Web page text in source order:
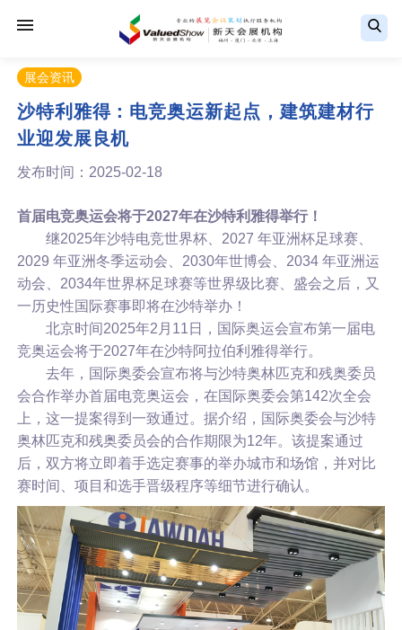
展会资讯
沙特利雅得：电竞奥运新起点，建筑建材行
业迎发展良机
发布时间：2025-02-18
首届电竞奥运会将于2027年在沙特利雅得举行！
继2025年沙特电竞世界杯、2027 年亚洲杯足球赛、
2029 年亚洲冬季运动会、2030年世博会、2034 年亚洲运
动会、2034年世界杯足球赛等世界级比赛、盛会之后，又
一历史性国际赛事即将在沙特举办！
北京时间2025年2月11日，国际奥运会宣布第一届电
竞奥运会将于2027年在沙特阿拉伯利雅得举行。
去年，国际奥委会宣布将与沙特奥林匹克和残奥委员
会合作举办首届电竞奥运会，在国际奥委会第142次全会
上，这一提案得到一致通过。据介绍，国际奥委会与沙特
奥林匹克和残奥委员会的合作期限为12年。该提案通过
后，双方将立即着手选定赛事的举办城市和场馆，并对比
赛时间、项目和选手晋级程序等细节进行确认。